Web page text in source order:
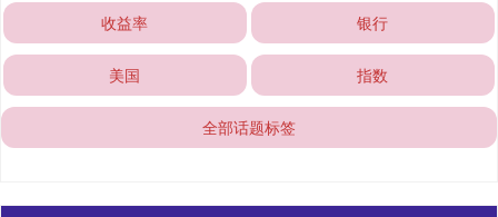
收益率 银行
美国 指数
全部话题标签